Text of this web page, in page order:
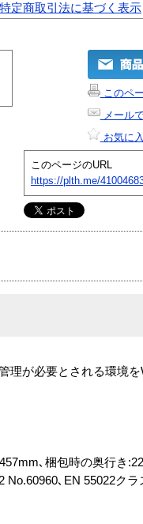
特定商取引法に基づく表示
このペ
メール
お気に
このページのURL
https://plth.me/
が必要とされる環境
､梱包時の奥行き
､EN 55022ク